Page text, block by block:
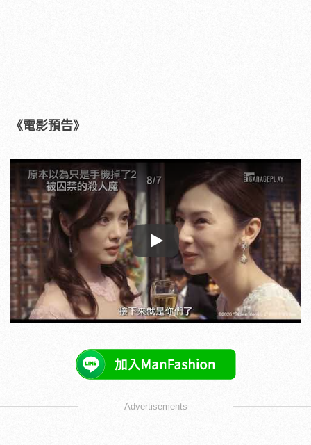
《電影預告》
Play
Advertisements